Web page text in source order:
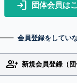
login 団体会員は
会員登録をしてい
group_add 新規会員登録（団